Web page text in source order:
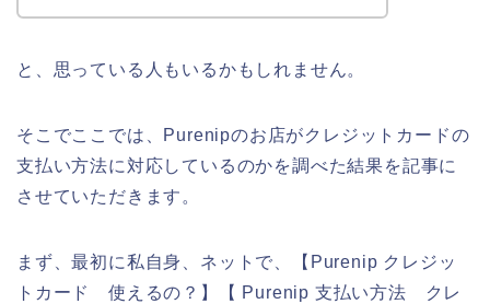
と、思っている人もいるかもしれません。
そこでここでは、Purenipのお店がクレジットカードの
支払い方法に対応しているのかを調べた結果を記事に
させていただきます。
まず、最初に私自身、ネットで、【Purenip クレジッ
トカード 使えるの？】【 Purenip 支払い方法 クレ